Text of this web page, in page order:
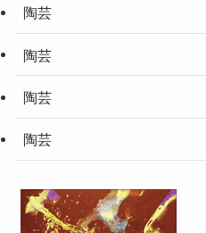
陶芸
陶芸
陶芸
陶芸